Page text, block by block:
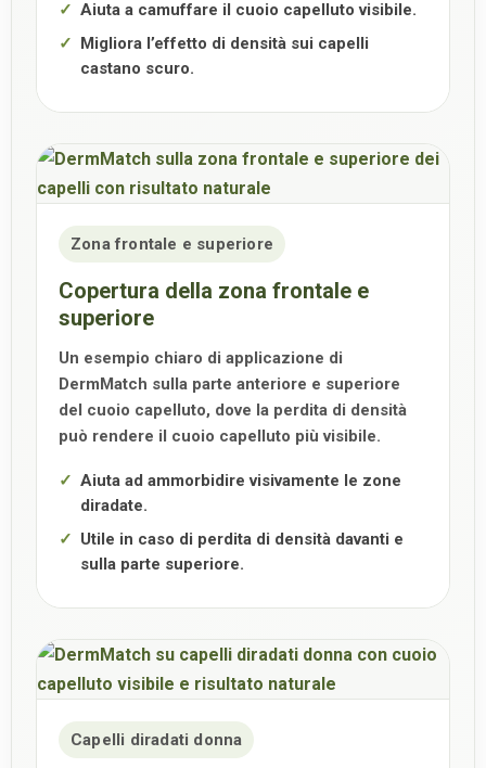
Aiuta a camuffare il cuoio capelluto visibile.
Migliora l’effetto di densità sui capelli
castano scuro.
Zona frontale e superiore
Copertura della zona frontale e
superiore
Un esempio chiaro di applicazione di
DermMatch sulla parte anteriore e superiore
del cuoio capelluto, dove la perdita di densità
può rendere il cuoio capelluto più visibile.
Aiuta ad ammorbidire visivamente le zone
diradate.
Utile in caso di perdita di densità davanti e
sulla parte superiore.
Capelli diradati donna